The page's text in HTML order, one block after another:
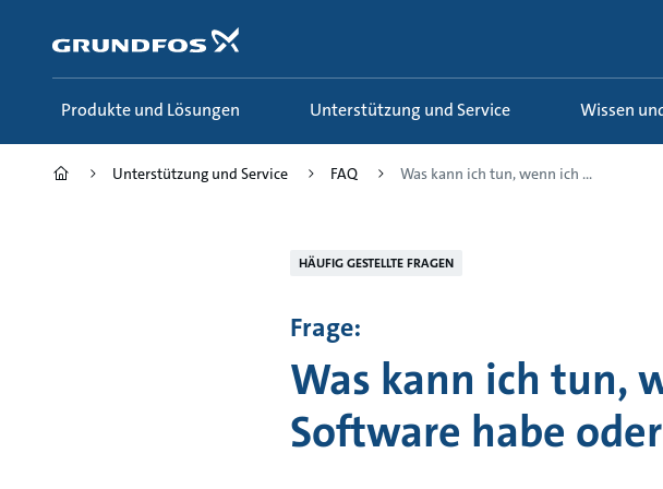
springen
Produkte und Lösungen Unterstützung und Service Wissen
Unterstützung und Service FAQ Was kann ich tun, wenn ich ...
HÄUFIG GESTELLTE FRAGEN
Frage:
Was kann ich tun,
Software habe